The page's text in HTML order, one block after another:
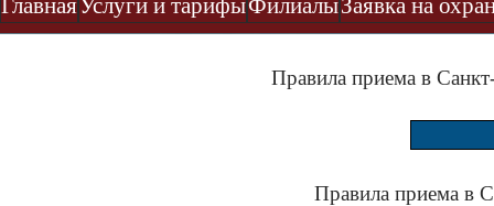
ГлавнаяУслуги и тарифыФилиалыЗаявка на
Правила приема в
Правила приема в